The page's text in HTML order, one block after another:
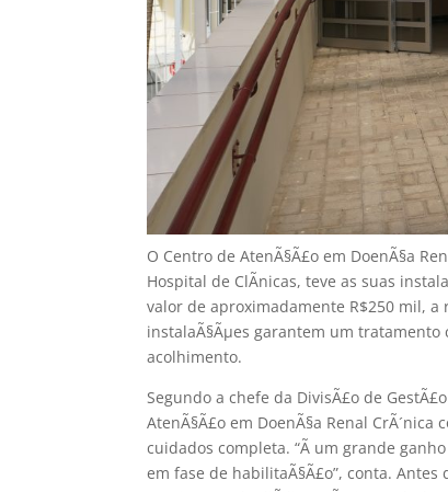
O Centro de AtenÃ§Ã£o em DoenÃ§a
Hospital de ClÃ­nicas, teve as suas
valor de aproximadamente R$250 mil, a
instalaÃ§Ãµes garantem um tratamento
acolhimento.
Segundo a chefe da DivisÃ£o de
AtenÃ§Ã£o em DoenÃ§a Renal
cuidados completa. “Ã um grande
em fase de habilitaÃ§Ã£o”, conta.